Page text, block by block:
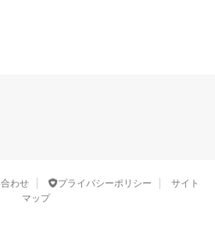
わせ プライバシーポリシー
サイト
マップ